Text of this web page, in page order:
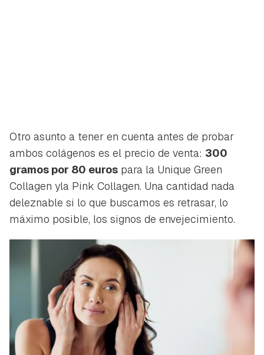
Otro asunto a tener en cuenta antes de probar
ambos colágenos es el precio de venta: 300
gramos por 80 euros para la Unique Green
Collagen yla Pink Collagen. Una cantidad nada
deleznable si lo que buscamos es retrasar, lo
máximo posible, los signos de envejecimiento.